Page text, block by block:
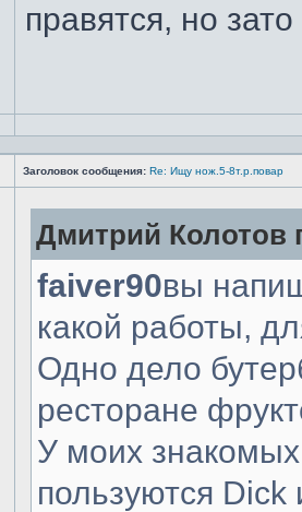
правятся, но
Заголовок сообщения: Re: Ищу нож.5-8т.р.повар
Дмитрий Колотов
faiver90вы
какой работы,
Одно дело
ресторане
У моих
пользуются Dick